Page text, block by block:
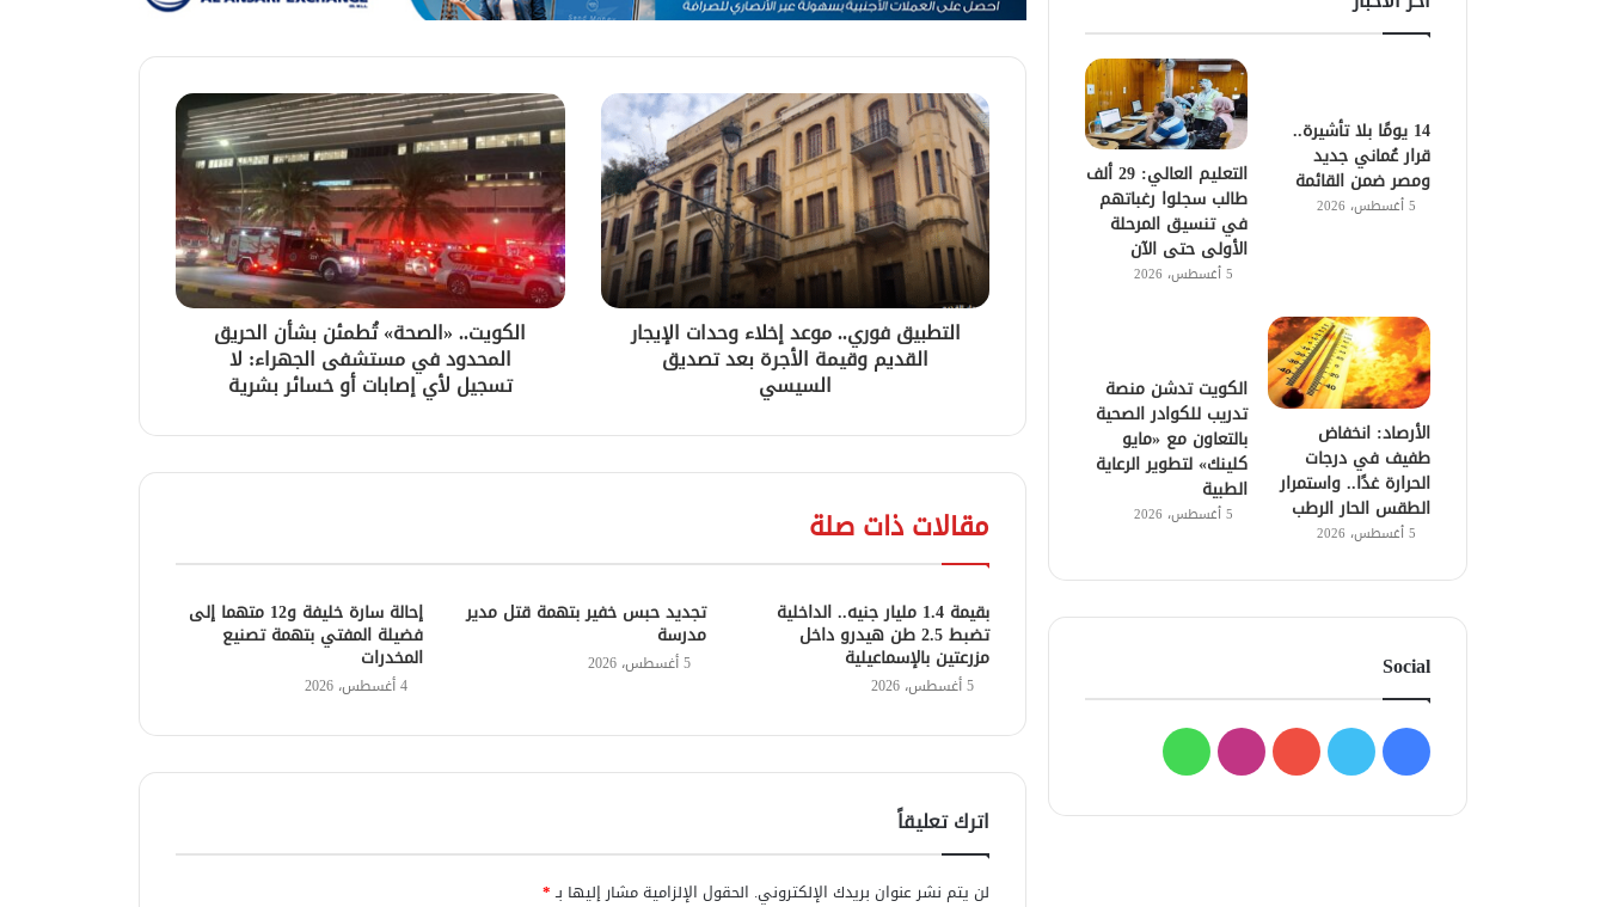
التطبيق فوري.. موعد إخلاء وحدات الإيجار
القديم وقيمة الأجرة بعد تصديق
السيسي
الكويت.. «الصحة» تُطمئن بشأن الحريق
المحدود في مستشفى الجهراء: لا
تسجيل لأي إصابات أو خسائر بشرية
مقالات ذات صلة
بقيمة 1.4 مليار جنيه.. الداخلية
تضبط 2.5 طن هيدرو داخل
مزرعتين بالإسماعيلية
5 أغسطس، 2026
تجديد حبس خفير بتهمة قتل مدير
مدرسة
5 أغسطس، 2026
إحالة سارة خليفة و12 متهما إلى
فضيلة المفتي بتهمة تصنيع
المخدرات
4 أغسطس، 2026
اترك تعليقاً
لن يتم نشر عنوان بريدك الإلكتروني. الحقول الإلزامية مشار إليها بـ*
14 يومًا بلا تأشيرة..
قرار عُماني جديد
ومصر ضمن القائمة
5 أغسطس، 2026
التعليم العالي: 29 ألف
طالب سجلوا رغباتهم
في تنسيق المرحلة
الأولى حتى الآن
5 أغسطس، 2026
الأرصاد: انخفاض
طفيف في درجات
الحرارة غدًا.. واستمرار
الطقس الحار الرطب
5 أغسطس، 2026
الكويت تدشن منصة
تدريب للكوادر الصحية
بالتعاون مع «مايو
كلينك» لتطوير الرعاية
الطبية
5 أغسطس، 2026
Social
فيسبوك
تويتر يوتيوبانستقرامواتساب